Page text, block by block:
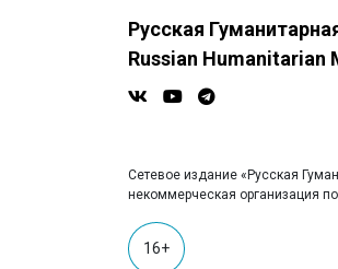
Русская
Russian Humanitarian
Сетевое издание «Русская
некоммерческая организация
16+